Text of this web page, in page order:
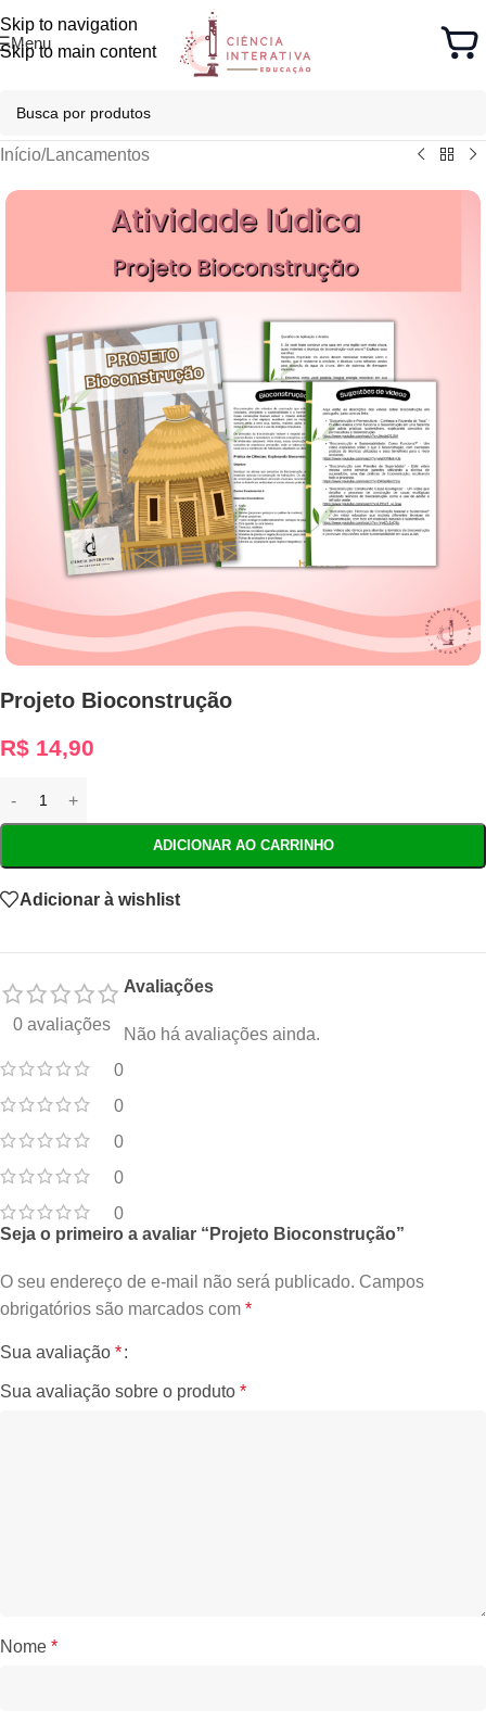
Skip to navigation
Skip to main content
Menu
Início/Lancamentos
Projeto Bioconstrução
R$ 14,90
ADICIONAR AO CARRINHO
Adicionar à wishlist
0 avaliações
0
0
0
0
0
Avaliações
Não há avaliações ainda.
Seja o primeiro a avaliar “Projeto Bioconstrução”
O seu endereço de e-mail não será publicado. Campos
obrigatórios são marcados com *
Sua avaliação *
Sua avaliação sobre o produto *
Nome *